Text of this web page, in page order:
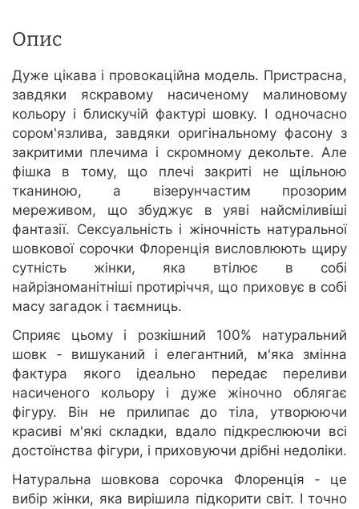
Опис
Дуже цікава і провокаційна модель. Пристрасна,
завдяки яскравому насиченому малиновому
кольору і блискучій фактурі шовку. І одночасно
сором'язлива, завдяки оригінальному фасону з
закритими плечима і скромному декольте. Але
фішка в тому, що плечі закриті не щільною
тканиною, а візерунчастим прозорим
мереживом, що збуджує в уяві найсміливіші
фантазії. Сексуальність і жіночність натуральної
шовкової сорочки Флоренція висловлюють щиру
сутність жінки, яка втілює в собі
найрізноманітніші протиріччя, що приховує в собі
масу загадок і таємниць.
Сприяє цьому і розкішний 100% натуральний
шовк - вишуканий і елегантний, м'яка змінна
фактура якого ідеально передає переливи
насиченого кольору і дуже жіночно облягає
фігуру. Він не прилипає до тіла, утворюючи
красиві м'які складки, вдало підкреслюючи всі
достоїнства фігури, і приховуючи дрібні недоліки.
Натуральна шовкова сорочка Флоренція - це
вибір жінки, яка вирішила підкорити світ. І точно